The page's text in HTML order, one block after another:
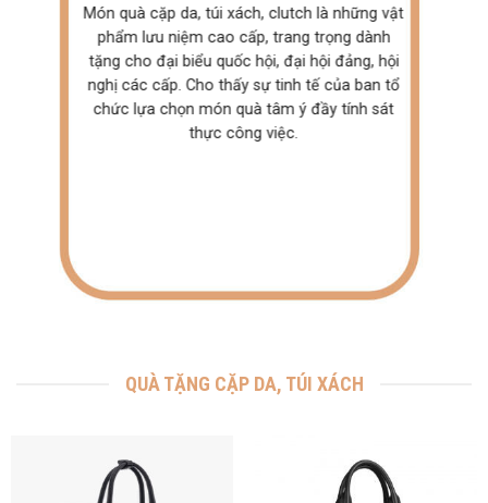
Món quà cặp da, túi xách, clutch là những vật
phẩm lưu niệm cao cấp, trang trọng dành
tặng cho đại biểu quốc hội, đại hội đảng, hội
nghị các cấp. Cho thấy sự tinh tế của ban tổ
chức lựa chọn món quà tâm ý đầy tính sát
thực công việc.
QUÀ TẶNG CẶP DA, TÚI XÁCH